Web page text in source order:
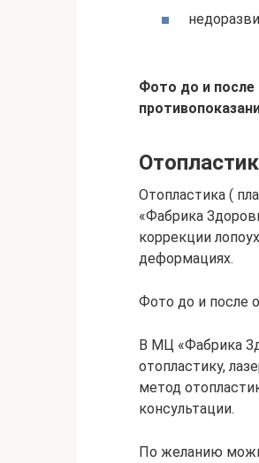
Фото до и
Отопластика (
«Фабрика
коррекции
деформациях.
Фото до и после
В МЦ «Фабрика
отопластику,
метод
консультации.
По желанию